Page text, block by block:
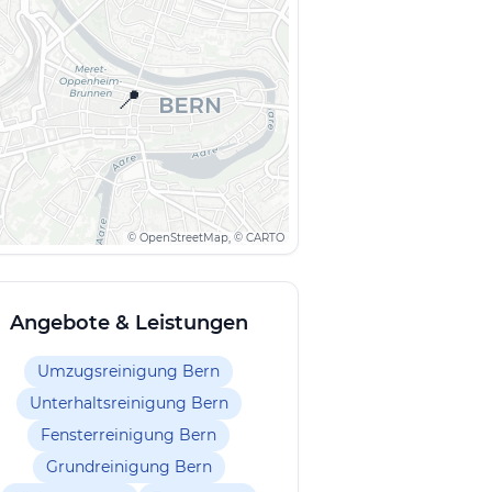
📍
© OpenStreetMap, © CARTO
Angebote & Leistungen
Umzugsreinigung Bern
Unterhaltsreinigung Bern
Fensterreinigung Bern
Grundreinigung Bern